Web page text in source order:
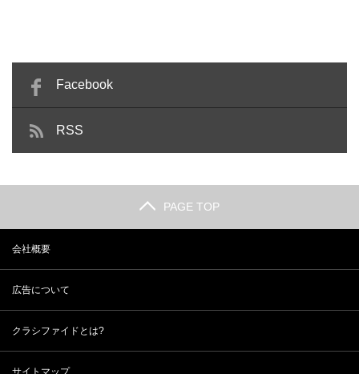
Facebook
RSS
PAGE TOP
会社概要
広告について
クラシファイドとは?
サイトマップ